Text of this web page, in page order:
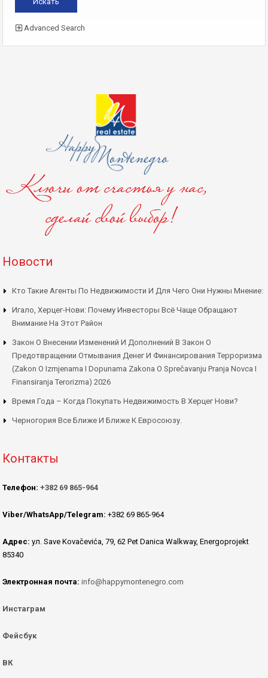
Advanced Search
Новости
Кто Такие Агенты По Недвижимости И Для Чего Они Нужны Мнение:
Игало, Херцег-Нови: Почему Инвесторы Всё Чаще Обращают
Внимание На Этот Район
Закон О Внесении Изменений И Дополнений В Закон О
Предотвращении Отмывания Денег И Финансирования Терроризма
(Zakon O Izmjenama I Dopunama Zakona O Sprečavanju Pranja Novca I
Finansiranja Terorizma) 2026
Время Года – Когда Покупать Недвижимость В Херцег Нови?
Черногория Все Ближе И Ближе К Евросоюзу.
Контакты
Телефон: +382 69 865-964
Viber/WhatsApp/Telegram: +382 69 865-964
Адрес: ул. Save Kovačevića, 79, 62 Pet Danica Walkway, Energoprojekt
85340
Электронная почта: info@happymontenegro.com
Инстаграм
Фейсбук
ВК